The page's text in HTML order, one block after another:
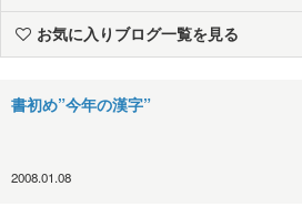
お気に入りブログ一覧を見る
書初め”今年の漢字”
2008.01.08